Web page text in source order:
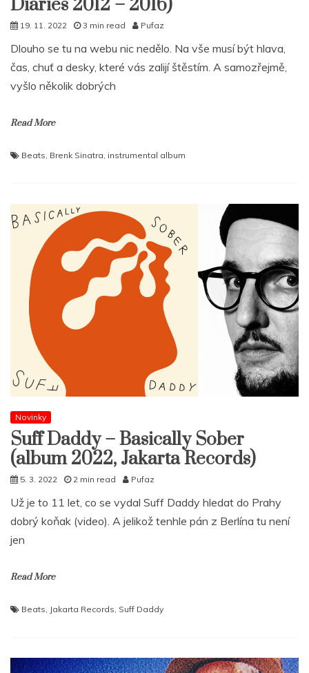
Diaries 2012 – 2016)
19. 11. 2022 3 min read Pufaz
Dlouho se tu na webu nic nedělo. Na vše musí být hlava,
čas, chuť a desky, které vás zalijí štěstím. A samozřejmě,
vyšlo několik dobrých
Read More
Beats Brenk Sinatra instrumental album
Novinky
Suff Daddy – Basically Sober
(album 2022, Jakarta Records)
5. 3. 2022 2 min read Pufaz
Už je to 11 let, co se vydal Suff Daddy hledat do Prahy
dobrý koňak (video). A jelikož tenhle pán z Berlína tu není
jen
Read More
Beats Jakarta Records Suff Daddy